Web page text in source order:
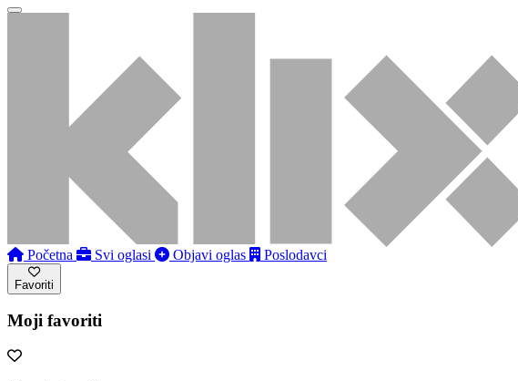
Početna Svi oglasi Objavi oglas Poslodavci
Favoriti
Moji favoriti